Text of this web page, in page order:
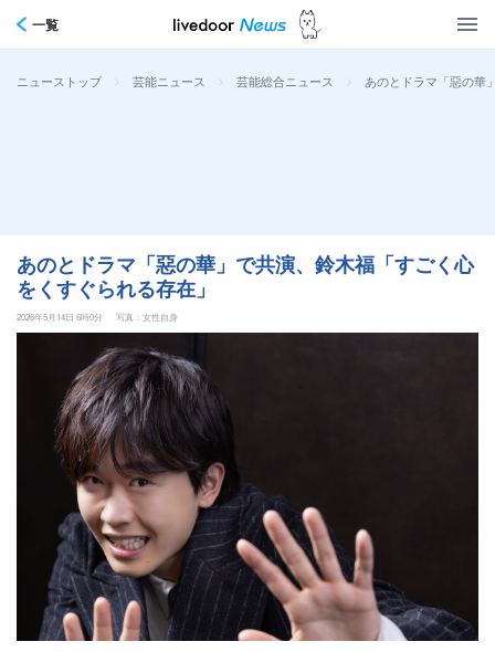
一覧
ニューストップ > 芸能ニュース > 芸能総合ニュース > あのとドラマ「惡の華
あのとドラマ「惡の華」で共演、鈴木福「すごく心
をくすぐられる存在」
2026年5月14日 6時0分 写真：女性自身